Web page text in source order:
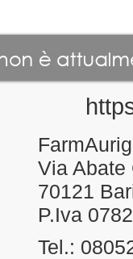
Via Abate
70121
P.Iva
Tel.: